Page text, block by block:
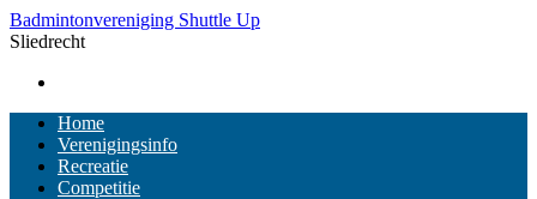
Ga
naar
inhoud
Badmintonvereniging Shuttle Up
Sliedrecht
Home
Verenigingsinfo
Recreatie
Competitie